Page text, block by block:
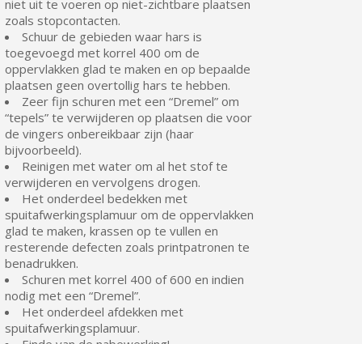
niet uit te voeren op niet-zichtbare plaatsen
zoals stopcontacten.
Schuur de gebieden waar hars is
toegevoegd met korrel 400 om de
oppervlakken glad te maken en op bepaalde
plaatsen geen overtollig hars te hebben.
Zeer fijn schuren met een “Dremel” om
“tepels” te verwijderen op plaatsen die voor
de vingers onbereikbaar zijn (haar
bijvoorbeeld).
Reinigen met water om al het stof te
verwijderen en vervolgens drogen.
Het onderdeel bedekken met
spuitafwerkingsplamuur om de oppervlakken
glad te maken, krassen op te vullen en
resterende defecten zoals printpatronen te
benadrukken.
Schuren met korrel 400 of 600 en indien
nodig met een “Dremel”.
Het onderdeel afdekken met
spuitafwerkingsplamuur.